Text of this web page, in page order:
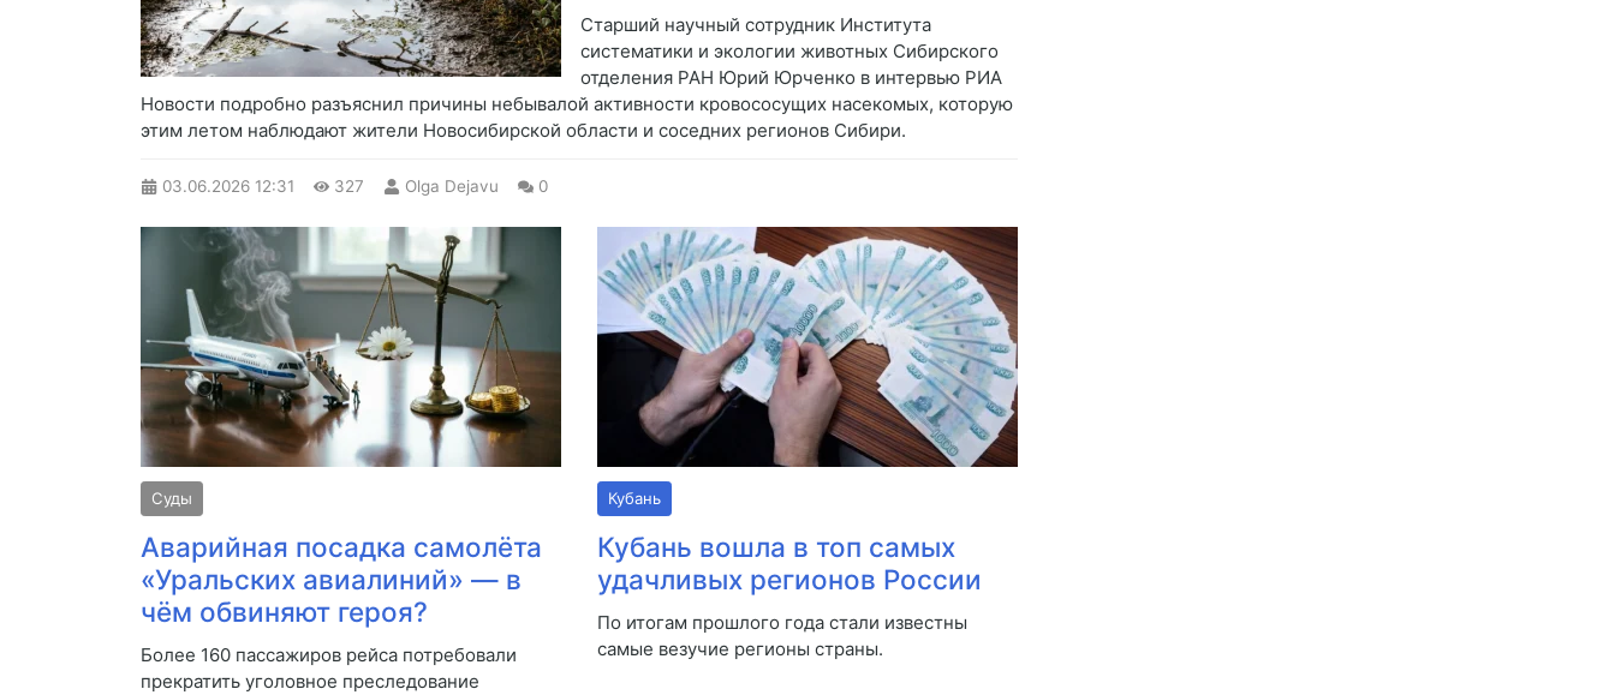
Старший научный сотрудник Института
систематики и экологии животных Сибирского
отделения РАН Юрий Юрченко в интервью РИА
Новости подробно разъяснил причины небывалой активности кровососущих насекомых, которую
этим летом наблюдают жители Новосибирской области и соседних регионов Сибири.
03.06.2026 12:31 327 Olga Dejavu 0
Суды
Аварийная посадка самолёта
«Уральских авиалиний» — в
чём обвиняют героя?
Более 160 пассажиров рейса потребовали
прекратить уголовное преследование
Кубань
Кубань вошла в топ самых
удачливых регионов России
По итогам прошлого года стали известны
самые везучие регионы страны.